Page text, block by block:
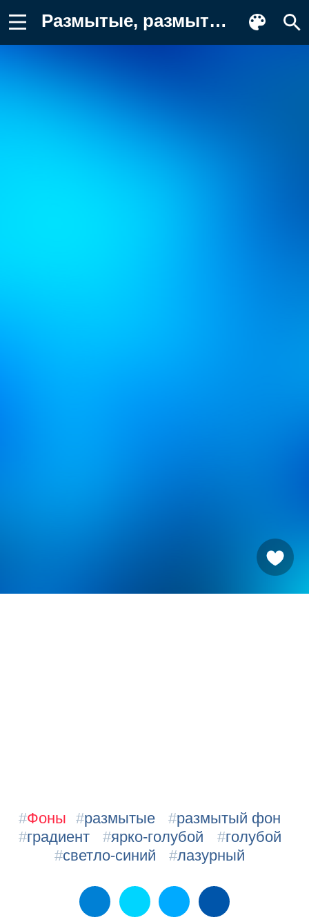
Размытые, размытый фон, градиент Фон для телефона
#Фоны #размытые #размытый фон
#градиент #ярко-голубой #голубой
#светло-синий #лазурный